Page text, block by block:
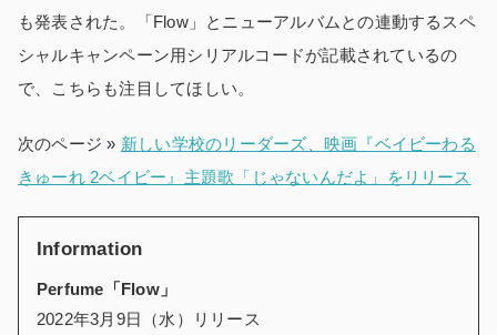
も発表された。「Flow」とニューアルバムとの連動するスペ
シャルキャンペーン用シリアルコードが記載されているの
で、こちらも注目してほしい。
次のページ » 新しい学校のリーダーズ、映画『ベイビーわる
きゅーれ 2ベイビー』主題歌「じゃないんだよ」をリリース
Information
Perfume「Flow」
2022年3月9日（水）リリース